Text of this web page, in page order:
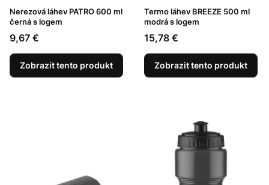
Nerezová láhev PATRO 600 ml
černá s logem
Cena
9,67 €
Zobrazit tento produkt
Termo láhev BREEZE 500 ml
modrá s logem
Cena
15,78 €
Zobrazit tento produkt